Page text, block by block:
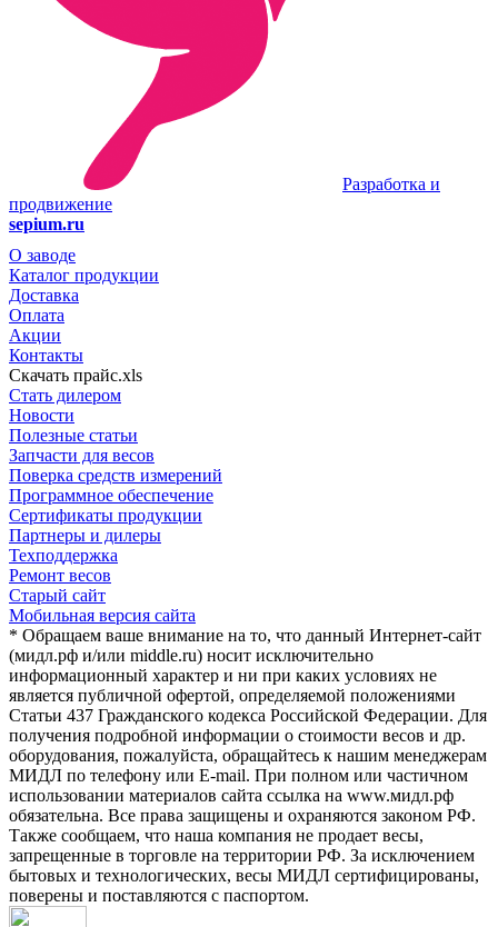
Разработка и
продвижение
sepium.ru
О заводе
Каталог продукции
Доставка
Оплата
Акции
Контакты
Скачать прайс.xls
Стать дилером
Новости
Полезные статьи
Запчасти для весов
Поверка средств измерений
Программное обеспечение
Сертификаты продукции
Партнеры и дилеры
Техподдержка
Ремонт весов
Старый сайт
Мобильная версия сайта
* Обращаем ваше внимание на то, что данный Интернет-сайт
(мидл.рф и/или middle.ru) носит исключительно
информационный характер и ни при каких условиях не
является публичной офертой, определяемой положениями
Статьи 437 Гражданского кодекса Российской Федерации. Для
получения подробной информации о стоимости весов и др.
оборудования, пожалуйста, обращайтесь к нашим менеджерам
МИДЛ по телефону или E-mail. При полном или частичном
использовании материалов сайта ссылка на www.мидл.рф
обязательна. Все права защищены и охраняются законом РФ.
Также сообщаем, что наша компания не продает весы,
запрещенные в торговле на территории РФ. За исключением
бытовых и технологических, весы МИДЛ сертифицированы,
поверены и поставляются с паспортом.